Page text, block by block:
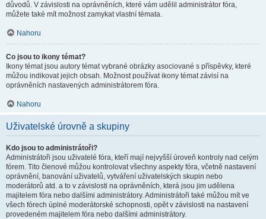
důvodů. V závislosti na oprávněních, které vám udělil administrátor fóra,
můžete také mít možnost zamykat vlastní témata.
Nahoru
Co jsou to ikony témat?
Ikony témat jsou autory témat vybrané obrázky asociované s příspěvky, které
můžou indikovat jejich obsah. Možnost používat ikony témat závisí na
oprávněních nastavených administrátorem fóra.
Nahoru
Uživatelské úrovně a skupiny
Kdo jsou to administrátoři?
Administrátoři jsou uživatelé fóra, kteří mají nejvyšší úroveň kontroly nad celým
fórem. Tito členové můžou kontrolovat všechny aspekty fóra, včetně nastavení
oprávnění, banování uživatelů, vytváření uživatelských skupin nebo
moderátorů atd. a to v závislosti na oprávněních, která jsou jim udělena
majitelem fóra nebo dalšími administrátory. Administrátoři také můžou mít ve
všech fórech úplné moderátorské schopnosti, opět v závislosti na nastavení
provedeném majitelem fóra nebo dalšími administrátory.